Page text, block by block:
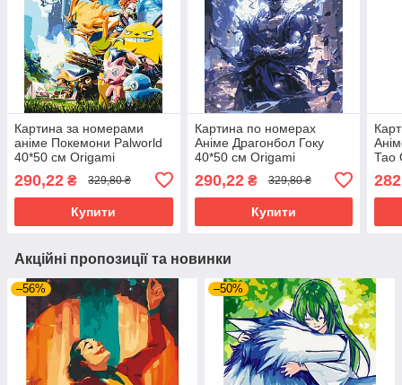
Картина за номерами
аніме Покемони Palworld
40*50 см Origamі
290,22 ₴ 329,80 ₴
Купити
Картина по номерах
Аніме Драгонбол Гоку
40*50 см Origamі
290,22₴ 329,80 ₴
Купити
Тао
Акційні пропозиції та новинки
–56% –50%